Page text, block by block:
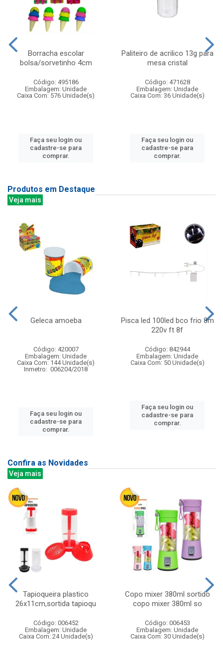
Borracha escolar
bolsa/sorvetinho 4cm
Código: 495186
Embalagem: Unidade
Caixa Com: 576 Unidade(s)
Faça seu login ou
cadastre-se para
comprar.
Paliteiro de acrilico 13g para
mesa cristal
Código: 471628
Embalagem: Unidade
Caixa Com: 36 Unidade(s)
Faça seu login ou
cadastre-se para
comprar.
Produtos em Destaque
Veja mais
Geleca amoeba
Código: 420007
Embalagem: Unidade
Caixa Com: 144 Unidade(s)
Inmetro: 006204/2018
Faça seu login ou
cadastre-se para
comprar.
Pisca led 100led bco frio 8m
220v ft 8f
Código: 842944
Embalagem: Unidade
Caixa Com: 50 Unidade(s)
Faça seu login ou
cadastre-se para
comprar.
Confira as Novidades
Veja mais
Tapioqueira plastico
26x11cm,sortida tapioqu
Código: 006452
Embalagem: Unidade
Caixa Com: 24 Unidade(s)
Copo mixer 380ml sortido
copo mixer 380ml so
Código: 006453
Embalagem: Unidade
Caixa Com: 30 Unidade(s)